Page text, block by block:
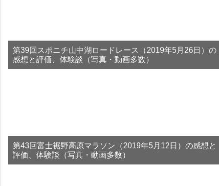
第39回スポニチ山中湖ロードレース（2019年5月26日）の
感想と評価、体験談（写真・動画多数）
第43回富士裾野高原マラソン（2019年5月12日）の感想と
評価、体験談（写真・動画多数）